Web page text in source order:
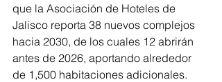
que la Asociación de Hoteles de
Jalisco reporta 38 nuevos complejos
hacia 2030, de los cuales 12 abrirán
antes de 2026, aportando alrededor
de 1,500 habitaciones adicionales.